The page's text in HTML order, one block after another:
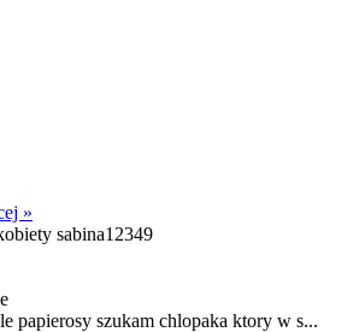
»
papierosy szukam chlopaka ktory w s...